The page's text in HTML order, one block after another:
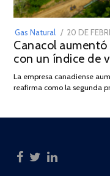
Gas Natural
POSTED
ON
20 DE
Canacol aumentó
con un índice de
La empresa canadiense
reafirma como la segunda